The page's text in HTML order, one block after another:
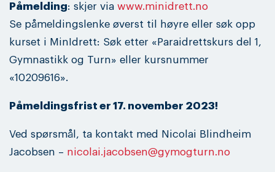
Påmelding: skjer via www.minidrett.no
Se påmeldingslenke øverst til høyre eller søk opp
kurset i MinIdrett: Søk etter «Paraidrettskurs del 1,
Gymnastikk og Turn» eller kursnummer
«10209616».
Påmeldingsfrist er 17. november 2023!
Ved spørsmål, ta kontakt med Nicolai Blindheim
Jacobsen – nicolai.jacobsen@gymogturn.no